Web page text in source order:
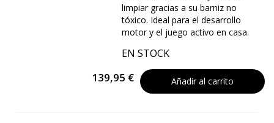
limpiar gracias a su barniz no
tóxico. Ideal para el desarrollo
motor y el juego activo en casa.
EN STOCK
139,95 € Añadir al carrito